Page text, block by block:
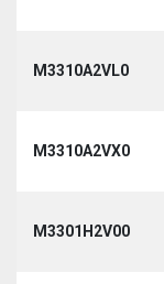
M3310A2VL0
M3310A2VX0
M3301H2V00